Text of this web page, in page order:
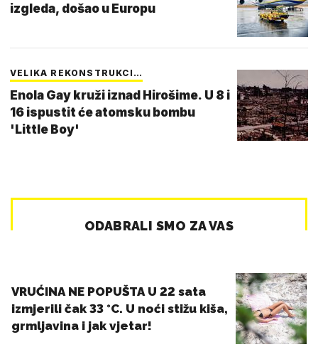
izgleda, došao u Europu
VELIKA REKONSTRUKCI…
Enola Gay kruži iznad Hirošime. U 8 i
16 ispustit će atomsku bombu
'Little Boy'